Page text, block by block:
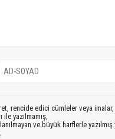
rencide edici cümleler veya imalar,
yazılmamış,
ve büyük harflerle